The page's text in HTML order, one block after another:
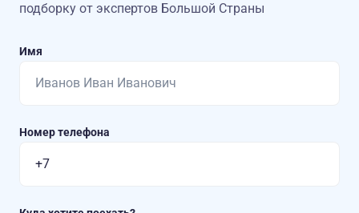
подборку от экспертов Большой Страны
Имя
Номер телефона